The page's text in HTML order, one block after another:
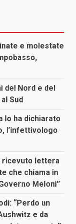
e molestate
del Nord e del
Sud
lo ha dichiarato
l’infettivologo
ricevuto lettera
che chiama in
Meloni”
“Perdo un
e da